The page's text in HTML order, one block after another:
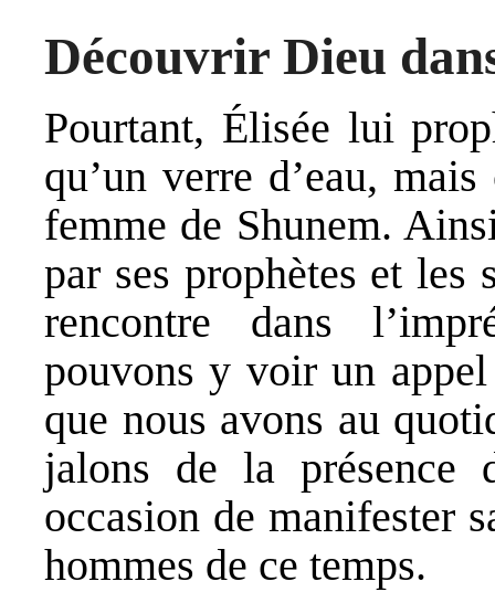
Découvrir Dieu
Pourtant, Élisée lui
qu’un verre d’eau,
femme de Shunem.
par ses prophètes et les
rencontre dans
pouvons y voir un
que nous avons au
jalons de la présence
occasion de manifester
hommes de ce temps.